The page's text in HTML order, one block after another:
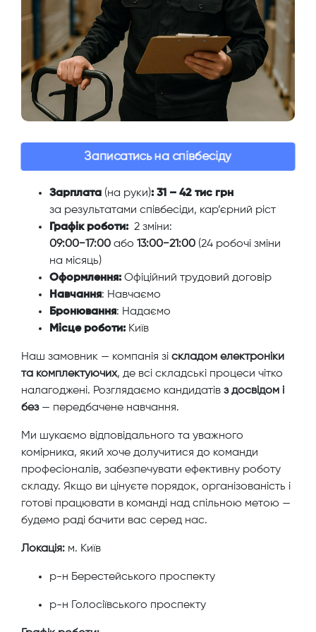
Записатись на співбесіду
Зарплата (на руки): 31 – 42 тис грн
за результатами співбесіди, кар’єрний ріст
Графік роботи: 2 зміни:
09:00−17:00 або 13:00−21:00 (24 робочі зміни
на місяць)
Оформлення: Офіційний трудовий договір
Навчання: Навчаємо
Бронювання: Надаємо
Місце роботи: Київ
Наш замовник — компанія зі складом електроніки
та комплектуючих, де всі складські процеси чітко
налагоджені. Розглядаємо кандидатів з досвідом і
без— передбачене навчання.
Ми шукаємо відповідального та уважного
комірника, який хоче долучитися до команди
професіоналів, забезпечувати ефективну роботу
складу. Якщо ви цінуєте порядок, організованість і
готові працювати в команді над спільною метою —
будемо раді бачити вас серед нас.
Локація: м. Київ
р-н Берестейського проспекту
р-н Голосіївського проспекту